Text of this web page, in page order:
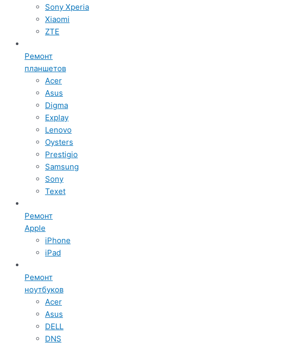
Sony Xperia
Xiaomi
ZTE
Ремонт
планшетов
Acer
Asus
Digma
Explay
Lenovo
Oysters
Prestigio
Samsung
Sony
Texet
Ремонт
Apple
iPhone
iPad
Ремонт
ноутбуков
Acer
Asus
DELL
DNS